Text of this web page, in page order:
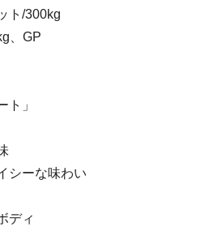
/300kg
GP
ト」
シーな味わい
ディ